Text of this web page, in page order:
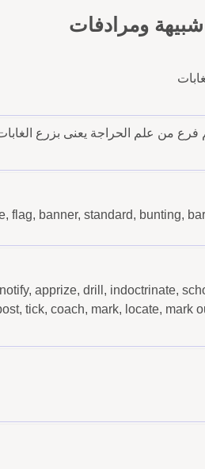
ومرادفات
فرع من علم الحراجة يعنى بزرع
flag, banner, standard, bunting, bar
apprize, drill, indoctrinate,
tick, coach, mark, locate, mark